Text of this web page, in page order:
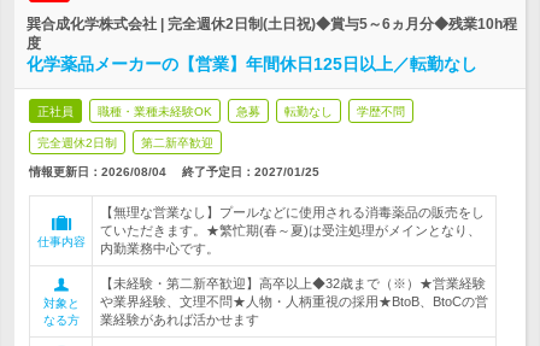
巽合成化学株式会社 | 完全週休2日制(土日祝)◆賞与5～6ヵ月分◆残業10h程
度
化学薬品メーカーの【営業】年間休日125日以上／転勤なし
正社員 職種・業種未経験OK 急募 転勤なし 学歴不問
完全週休2日制 第二新卒歓迎
情報更新日：2026/08/04 終了予定日： 2027/01/25
仕事内容
【無理な営業なし】プールなどに使用される消毒薬品の販売をし
ていただきます。★繁忙期(春～夏)は受注処理がメインとなり、
内勤業務中心です。
対象と
なる方
【未経験・第二新卒歓迎】高卒以上◆32歳まで（※）★営業経験
や業界経験、文理不問★人物・人柄重視の採用★BtoB、BtoCの営
業経験があれば活かせます